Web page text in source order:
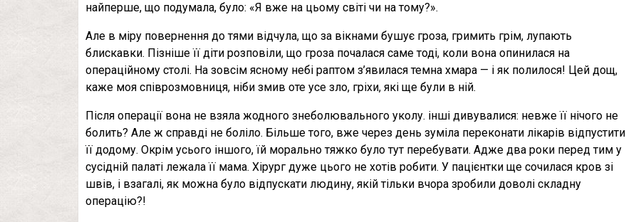
найперше, що подумала, було: «Я вже на цьому світі чи на тому?».
Але в міру повернення до тями відчула, що за вікнами бушує гроза, гримить грім, лупають
блискавки. Пізніше її діти розповіли, що гроза почалася саме тоді, коли вона опинилася на
операційному столі. На зовсім ясному небі раптом з’явилася темна хмара — і як полилося! Цей дощ,
каже моя співрозмовниця, ніби змив оте усе зло, гріхи, які ще були в ній.
Після операції вона не взяла жодного знеболювального уколу. інші дивувалися: невже її нічого не
болить? Але ж справді не боліло. Більше того, вже через день зуміла переконати лікарів відпустити
її додому. Окрім усього іншого, їй морально тяжко було тут перебувати. Адже два роки перед тим у
сусідній палаті лежала її мама. Хірург дуже цього не хотів робити. У пацієнтки ще сочилася кров зі
швів, і взагалі, як можна було відпускати людину, якій тільки вчора зробили доволі складну
операцію?!